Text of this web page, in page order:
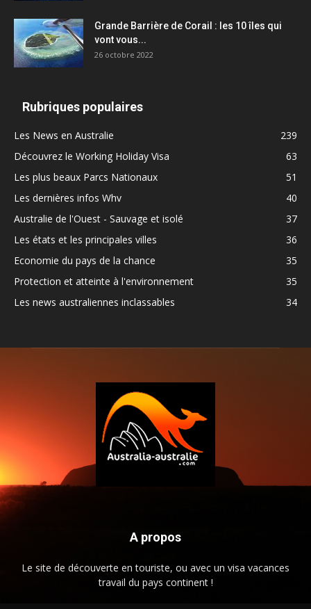
Grande Barrière de Corail : les 10 îles qui
vont vous...
26 octobre 2022
Rubriques populaires
Les News en Australie
239
Découvrez le Working Holiday Visa
63
Les plus beaux Parcs Nationaux
51
Les dernières infos Whv
40
Australie de l'Ouest - Sauvage et isolé
37
Les états et les principales villes
36
Economie du pays de la chance
35
Protection et atteinte à l'environnement
35
Les news australiennes inclassables
34
A propos
Le site de découverte en touriste, ou avec un visa vacances
travail du pays continent !